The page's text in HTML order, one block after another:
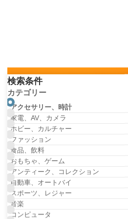
検索条件
カテゴリー
アクセサリー、時計
家電、AV、カメラ
ホビー、カルチャー
ファッション
食品、飲料
おもちゃ、ゲーム
アンティーク、コレクション
自動車、オートバイ
スポーツ、レジャー
音楽
コンピュータ
Buyeeの利用は